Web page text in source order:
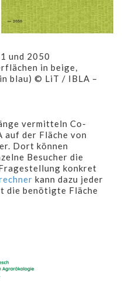
und 2050
in beige,
blau) © LiT / IBLA –
vermitteln Co-
auf der Fläche von
Dort können
Besucher die
konkret
kann dazu jeder
die benötigte Fläche